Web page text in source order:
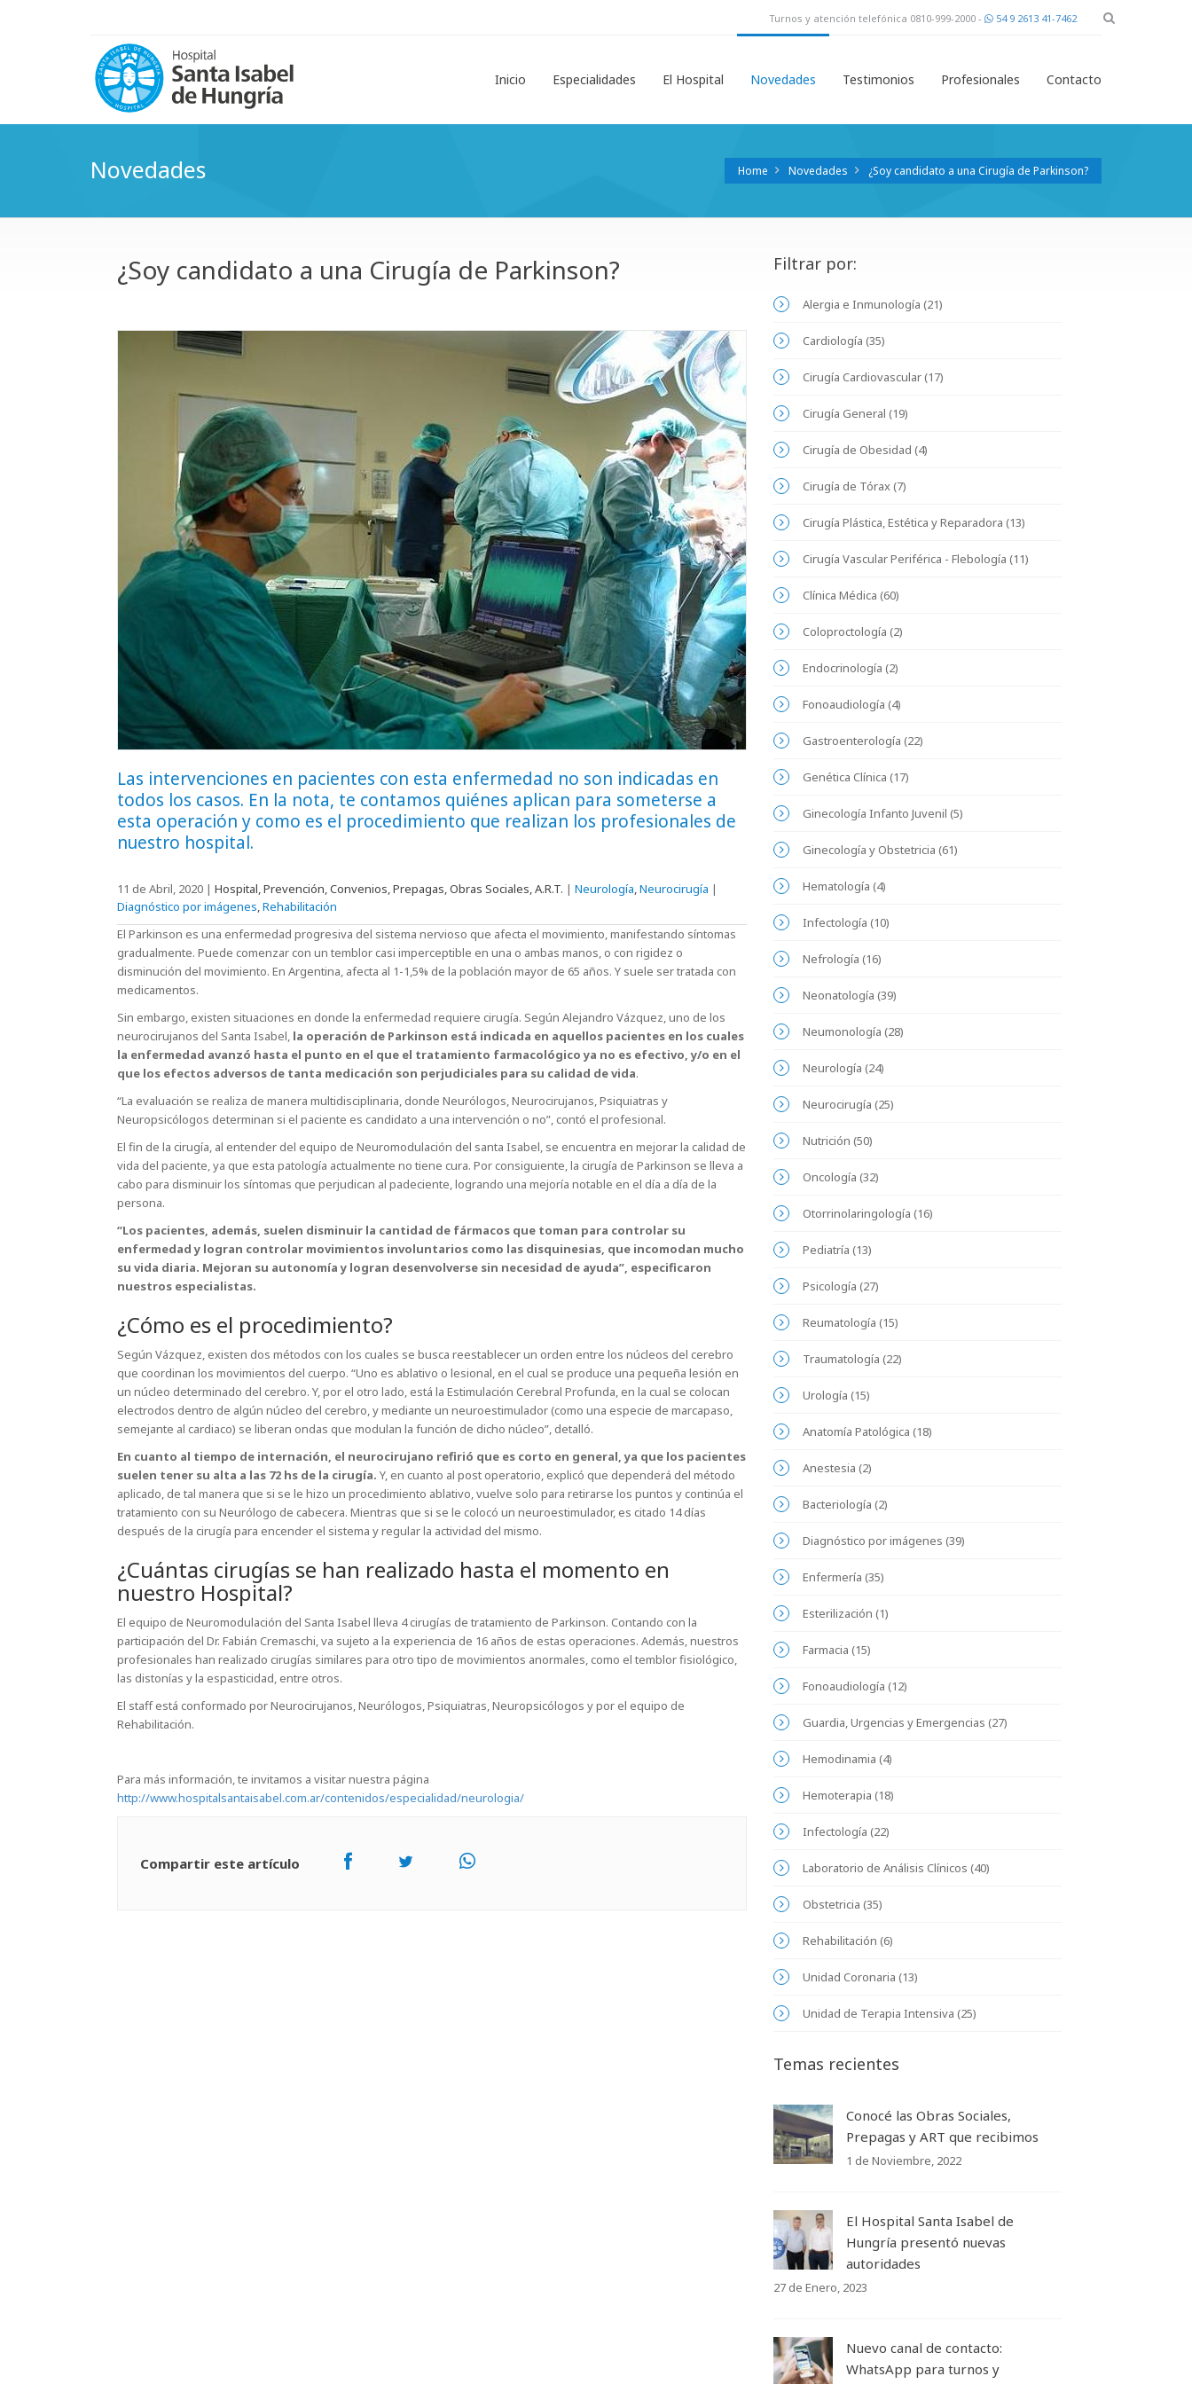
Turnos y atención telefónica 0810-999-2000 - 54 9 2613 41-7462
Inicio Especialidades El Hospital Novedades Testimonios Profesionales Contacto
Novedades Home Novedades ¿Soy candidato a una Cirugía de Parkinson?
¿Soy candidato a una Cirugía de Parkinson?
Las intervenciones en pacientes con esta enfermedad no son indicadas en
todos los casos. En la nota, te contamos quiénes aplican para someterse a
esta operación y como es el procedimiento que realizan los profesionales de
nuestro hospital.
11 de Abril, 2020 | Hospital, Prevención, Convenios, Prepagas, Obras Sociales, A.R.T. | Neurología,Neurocirugía |
Diagnóstico por imágenes,Rehabilitación
El Parkinson es una enfermedad progresiva del sistema nervioso que afecta el movimiento, manifestando síntomas
gradualmente. Puede comenzar con un temblor casi imperceptible en una o ambas manos, o con rigidez o
disminución del movimiento. En Argentina, afecta al 1-1,5% de la población mayor de 65 años. Y suele ser tratada con
medicamentos.
Sin embargo, existen situaciones en donde la enfermedad requiere cirugía. Según Alejandro Vázquez, uno de los
neurocirujanos del Santa Isabel, la operación de Parkinson está indicada en aquellos pacientes en los cuales
la enfermedad avanzó hasta el punto en el que el tratamiento farmacológico ya no es efectivo, y/o en el
que los efectos adversos de tanta medicación son perjudiciales para su calidad de vida.
“La evaluación se realiza de manera multidisciplinaria, donde Neurólogos, Neurocirujanos, Psiquiatras y
Neuropsicólogos determinan si el paciente es candidato a una intervención o no”, contó el profesional.
El fin de la cirugía, al entender del equipo de Neuromodulación del santa Isabel, se encuentra en mejorar la calidad de
vida del paciente, ya que esta patología actualmente no tiene cura. Por consiguiente, la cirugía de Parkinson se lleva a
cabo para disminuir los síntomas que perjudican al padeciente, logrando una mejoría notable en el día a día de la
persona.
“Los pacientes, además, suelen disminuir la cantidad de fármacos que toman para controlar su
enfermedad y logran controlar movimientos involuntarios como las disquinesias, que incomodan mucho
su vida diaria. Mejoran su autonomía y logran desenvolverse sin necesidad de ayuda”, especificaron
nuestros especialistas.
¿Cómo es el procedimiento?
Según Vázquez, existen dos métodos con los cuales se busca reestablecer un orden entre los núcleos del cerebro
que coordinan los movimientos del cuerpo. “Uno es ablativo o lesional, en el cual se produce una pequeña lesión en
un núcleo determinado del cerebro. Y, por el otro lado, está la Estimulación Cerebral Profunda, en la cual se colocan
electrodos dentro de algún núcleo del cerebro, y mediante un neuroestimulador (como una especie de marcapaso,
semejante al cardiaco) se liberan ondas que modulan la función de dicho núcleo”, detalló.
En cuanto al tiempo de internación, el neurocirujano refirió que es corto en general, ya que los pacientes
suelen tener su alta a las 72 hs de la cirugía. Y, en cuanto al post operatorio, explicó que dependerá del método
aplicado, de tal manera que si se le hizo un procedimiento ablativo, vuelve solo para retirarse los puntos y continúa el
tratamiento con su Neurólogo de cabecera. Mientras que si se le colocó un neuroestimulador, es citado 14 días
después de la cirugía para encender el sistema y regular la actividad del mismo.
¿Cuántas cirugías se han realizado hasta el momento en
nuestro Hospital?
El equipo de Neuromodulación del Santa Isabel lleva 4 cirugías de tratamiento de Parkinson. Contando con la
participación del Dr. Fabián Cremaschi, va sujeto a la experiencia de 16 años de estas operaciones. Además, nuestros
profesionales han realizado cirugías similares para otro tipo de movimientos anormales, como el temblor fisiológico,
las distonías y la espasticidad, entre otros.
El staff está conformado por Neurocirujanos, Neurólogos, Psiquiatras, Neuropsicólogos y por el equipo de
Rehabilitación.
Para más información, te invitamos a visitar nuestra página
http://www.hospitalsantaisabel.com.ar/contenidos/especialidad/neurologia/
Compartir este artículo
Filtrar por:
Alergia e Inmunología (21)
Cardiología (35)
Cirugía Cardiovascular (17)
Cirugía General (19)
Cirugía de Obesidad (4)
Cirugía de Tórax (7)
Cirugía Plástica, Estética y Reparadora (13)
Cirugía Vascular Periférica - Flebología (11)
Clínica Médica (60)
Coloproctología (2)
Endocrinología (2)
Fonoaudiología (4)
Gastroenterología (22)
Genética Clínica (17)
Ginecología Infanto Juvenil (5)
Ginecología y Obstetricia (61)
Hematología (4)
Infectología (10)
Nefrología (16)
Neonatología (39)
Neumonología (28)
Neurología (24)
Neurocirugía (25)
Nutrición (50)
Oncología (32)
Otorrinolaringología (16)
Pediatría (13)
Psicología (27)
Reumatología (15)
Traumatología (22)
Urología (15)
Anatomía Patológica (18)
Anestesia (2)
Bacteriología (2)
Diagnóstico por imágenes (39)
Enfermería (35)
Esterilización (1)
Farmacia (15)
Fonoaudiología (12)
Guardia, Urgencias y Emergencias (27)
Hemodinamia (4)
Hemoterapia (18)
Infectología (22)
Laboratorio de Análisis Clínicos (40)
Obstetricia (35)
Rehabilitación (6)
Unidad Coronaria (13)
Unidad de Terapia Intensiva (25)
Temas recientes
Conocé las Obras Sociales,
Prepagas y ART que recibimos
1 de Noviembre, 2022
El Hospital Santa Isabel de
Hungría presentó nuevas
autoridades
27 de Enero, 2023
Nuevo canal de contacto:
WhatsApp para turnos y